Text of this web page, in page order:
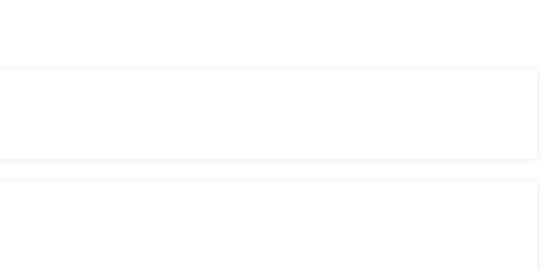
sans complications.
du marché.
des plateformes et des dApps.